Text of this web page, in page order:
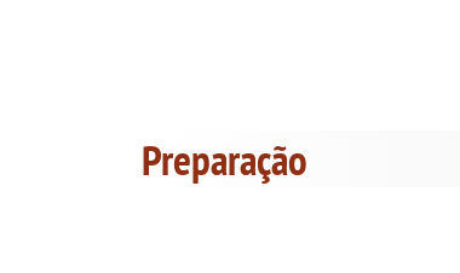
Preparação